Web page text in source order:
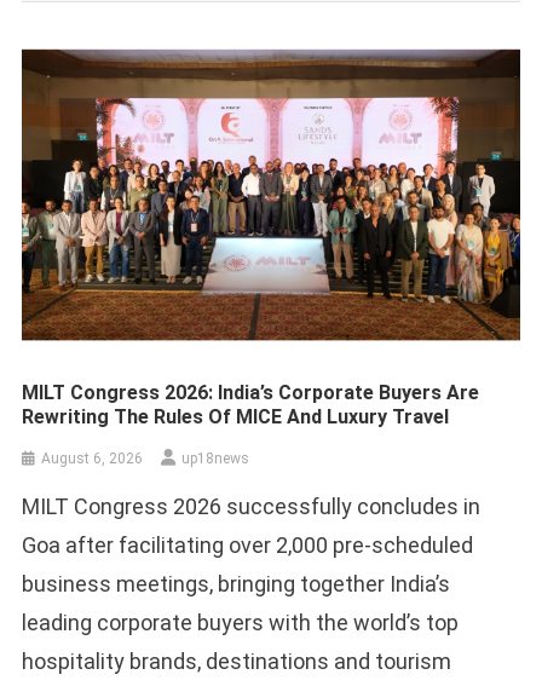
MILT Congress 2026: India’s Corporate Buyers Are
Rewriting The Rules Of MICE And Luxury Travel
August 6, 2026 up18news
MILT Congress 2026 successfully concludes in
Goa after facilitating over 2,000 pre-scheduled
business meetings, bringing together India’s
leading corporate buyers with the world’s top
hospitality brands, destinations and tourism